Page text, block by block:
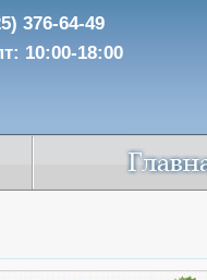
376-64-49
10:00-18:00